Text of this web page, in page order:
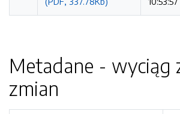
Metadane - wyciąg
zmian